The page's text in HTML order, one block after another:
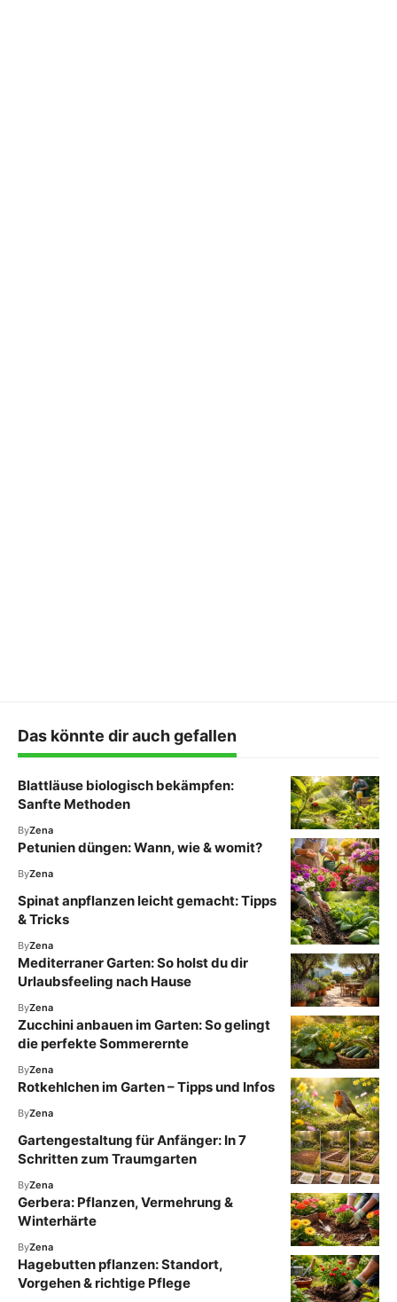
Das könnte dir auch gefallen
Blattläuse biologisch bekämpfen:
Sanfte Methoden
ByZena
Petunien düngen: Wann, wie & womit?
ByZena
Spinat anpflanzen leicht gemacht: Tipps
& Tricks
ByZena
Mediterraner Garten: So holst du dir
Urlaubsfeeling nach Hause
ByZena
Zucchini anbauen im Garten: So gelingt
die perfekte Sommerernte
ByZena
Rotkehlchen im Garten – Tipps und Infos
ByZena
Gartengestaltung für Anfänger: In 7
Schritten zum Traumgarten
ByZena
Gerbera: Pflanzen, Vermehrung &
Winterhärte
ByZena
Hagebutten pflanzen: Standort,
Vorgehen & richtige Pflege